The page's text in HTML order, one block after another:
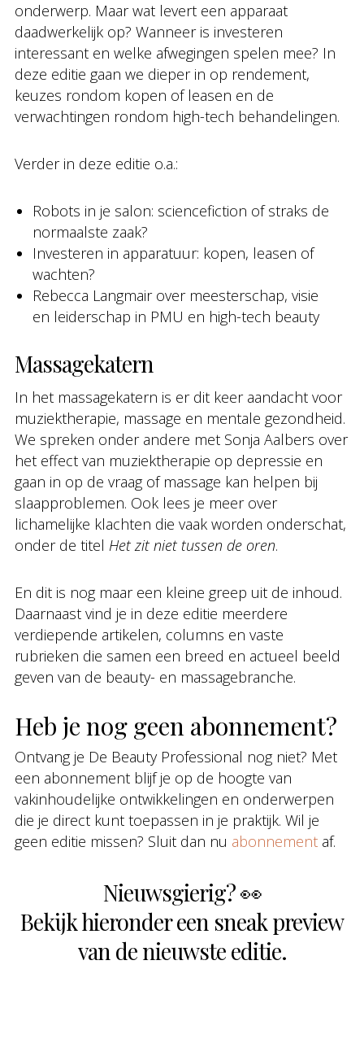
onderwerp. Maar wat levert een apparaat
daadwerkelijk op? Wanneer is investeren
interessant en welke afwegingen spelen mee? In
deze editie gaan we dieper in op rendement,
keuzes rondom kopen of leasen en de
verwachtingen rondom high-tech behandelingen.
Verder in deze editie o.a.:
Robots in je salon: sciencefiction of straks de
normaalste zaak?
Investeren in apparatuur: kopen, leasen of
wachten?
Rebecca Langmair over meesterschap, visie
en leiderschap in PMU en high-tech beauty
Massagekatern
In het massagekatern is er dit keer aandacht voor
muziektherapie, massage en mentale gezondheid.
We spreken onder andere met Sonja Aalbers over
het effect van muziektherapie op depressie en
gaan in op de vraag of massage kan helpen bij
slaapproblemen. Ook lees je meer over
lichamelijke klachten die vaak worden onderschat,
onder de titel Het zit niet tussen de oren.
En dit is nog maar een kleine greep uit de inhoud.
Daarnaast vind je in deze editie meerdere
verdiepende artikelen, columns en vaste
rubrieken die samen een breed en actueel beeld
geven van de beauty- en massagebranche.
Heb je nog geen abonnement?
Ontvang je De Beauty Professional nog niet? Met
een abonnement blijf je op de hoogte van
vakinhoudelijke ontwikkelingen en onderwerpen
die je direct kunt toepassen in je praktijk. Wil je
geen editie missen? Sluit dan nu abonnement af.
Nieuwsgierig? 👀
Bekijk hieronder een sneak preview
van de nieuwste editie.